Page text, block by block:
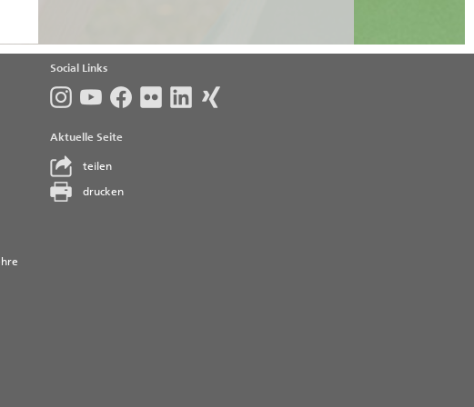
Social Links
Aktuelle Seite
teilen
drucken